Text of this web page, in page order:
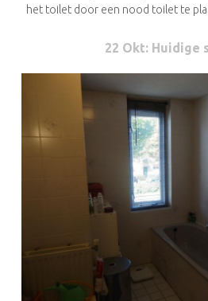
het toilet door een nood toilet te
22 Okt: Huidige